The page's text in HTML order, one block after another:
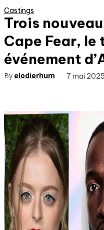
Castings
Trois
Cape Fear,
événement
By elodierhum 7 mai 2025